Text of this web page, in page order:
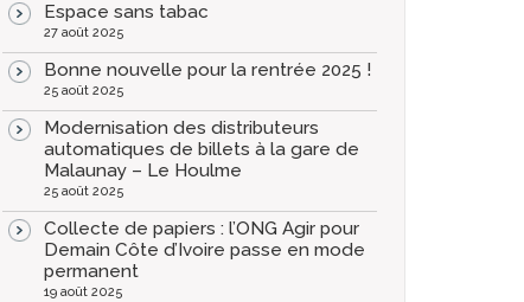
Espace sans tabac
27 août 2025
Bonne nouvelle pour la rentrée 2025 !
25 août 2025
Modernisation des distributeurs
automatiques de billets à la gare de
Malaunay – Le Houlme
25 août 2025
Collecte de papiers : l’ONG Agir pour
Demain Côte d’Ivoire passe en mode
permanent
19 août 2025